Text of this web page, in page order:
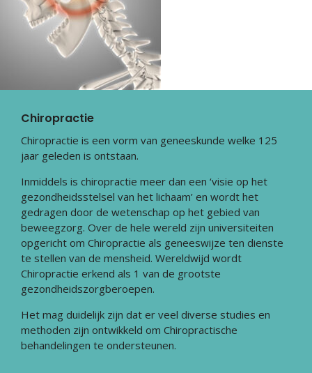
Chiropractie
Chiropractie is een vorm van geneeskunde welke 125
jaar geleden is ontstaan.
Inmiddels is chiropractie meer dan een ‘visie op het
gezondheidsstelsel van het lichaam’ en wordt het
gedragen door de wetenschap op het gebied van
beweegzorg. Over de hele wereld zijn universiteiten
opgericht om Chiropractie als geneeswijze ten dienste
te stellen van de mensheid. Wereldwijd wordt
Chiropractie erkend als 1 van de grootste
gezondheidszorgberoepen.
Het mag duidelijk zijn dat er veel diverse studies en
methoden zijn ontwikkeld om Chiropractische
behandelingen te ondersteunen.